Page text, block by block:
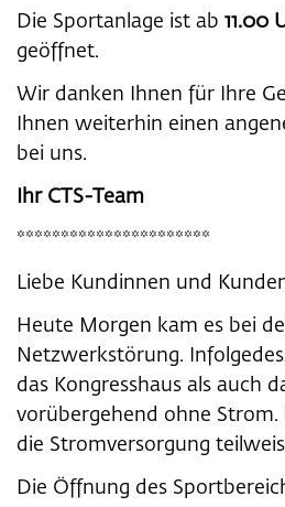
Die Sportanlage ist ab 11.00
geöffnet.
Wir danken Ihnen für Ihre
Ihnen weiterhin einen
bei uns.
Ihr CTS-Team
**********************
Liebe Kundinnen und
Heute Morgen kam es bei
Netzwerkstörung.
das Kongresshaus als auch
vorübergehend ohne Strom.
die Stromversorgung
Die Öffnung des